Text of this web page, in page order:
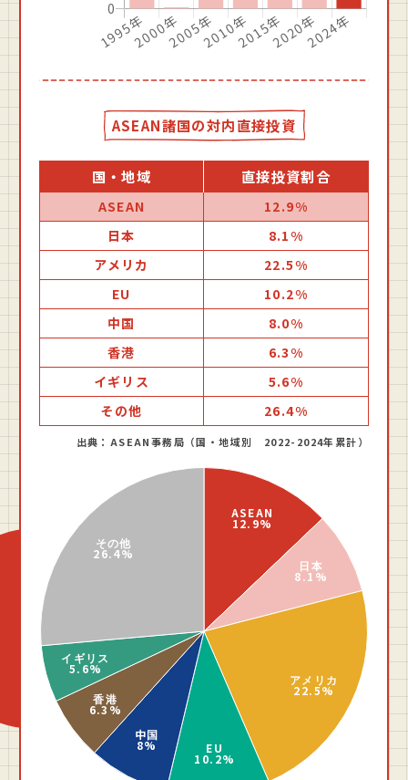
ASEAN諸国の対内直接投資
国・地域 直接投資割合
ASEAN
12.9%
日本
8.1%
アメリカ
22.5%
EU
10.2%
中国
8.0%
香港
6.3%
イギリス
5.6%
その他
26.4%
出典：ASEAN事務局（国・地域別 2022-2024年累計）